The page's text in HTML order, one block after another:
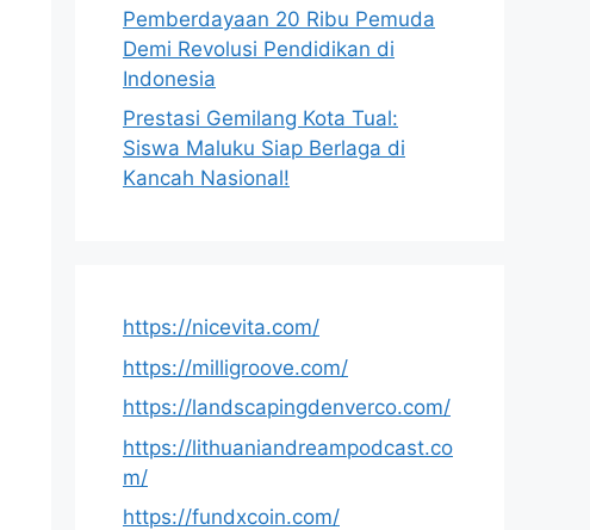
Pemberdayaan 20 Ribu Pemuda
Demi Revolusi Pendidikan di
Indonesia
Prestasi Gemilang Kota Tual:
Siswa Maluku Siap Berlaga di
Kancah Nasional!
https://nicevita.com/
https://milligroove.com/
https://landscapingdenverco.com/
https://lithuaniandreampodcast.co
m/
https://fundxcoin.com/